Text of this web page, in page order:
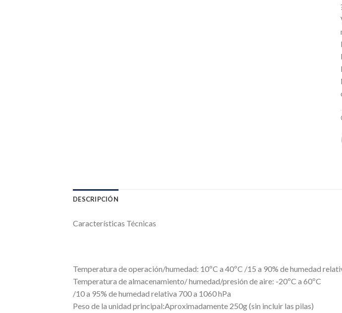
DESCRIPCIÓN
Características Técnicas
Temperatura de operación/humedad: 10ºC a 40ºC /15 a 90% de humedad
Temperatura de almacenamiento/ humedad/presión de aire: -20ºC a 60ºC
/10 a 95% de humedad relativa 700 a 1060 hPa
Peso de la unidad principal:Aproximadamente 250g (sin incluir las pilas)